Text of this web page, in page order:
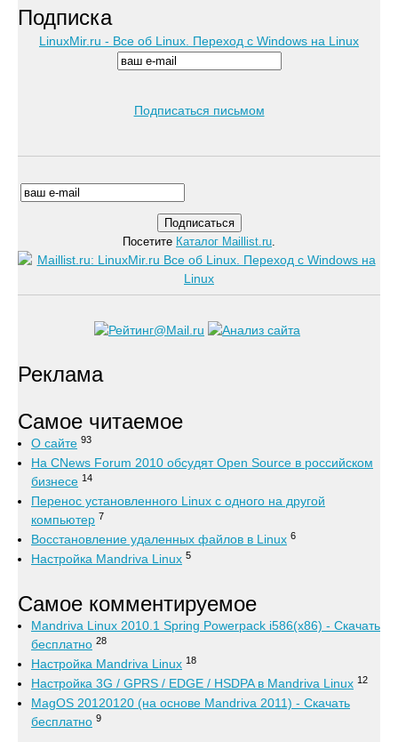
Подписка
LinuxMir.ru - Все об Linux. Переход с Windows на Linux
Подписаться письмом
Посетите Каталог Maillist.ru.
Реклама
Самое читаемое
О сайте 93
На CNews Forum 2010 обсудят Open Source в российском
бизнесе 14
Перенос установленного Linux с одного на другой
компьютер 7
Восстановление удаленных файлов в Linux 6
Настройка Mandriva Linux 5
Самое комментируемое
Mandriva Linux 2010.1 Spring Powerpack i586(x86) - Скачать
бесплатно 28
Настройка Mandriva Linux 18
Настройка 3G / GPRS / EDGE / HSDPA в Mandriva Linux 12
MagOS 20120120 (на основе Mandriva 2011) - Скачать
бесплатно 9